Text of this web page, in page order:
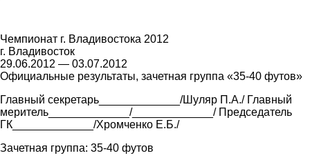
Чемпионат г. Владивостока 2012
г. Владивосток
29.06.2012 — 03.07.2012
Официальные результаты, зачетная группа «35-40 футов»
Главный секретарь_____________/Шуляр П.А./ Главный
меритель_____________/_____________/ Председатель
ГК_____________/Хромченко Е.Б./
Зачетная группа: 35-40 футов